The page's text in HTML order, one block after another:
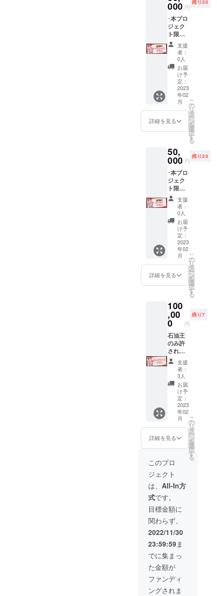
匿名と
してく
ださい
動報告
にて) ･
クラ
ファン
プロ
ジェク
トあり
がとう
生配信
でお名
前を読
み上げ
※備考欄
にお名
前のご
記入を
希望さ
れない
場合は
名前を
匿名と
してく
ださい
000 円
残り20
･本プロ
ジェク
ト限定
クッ
ション1
点(四角
系40cm
予定)(新
規描き
下ろし
イラス
ト) ･ス
マホ
&PC用
壁紙 ･プ
ロジェ
展の様
子を(活
動報告
にて) ･
クラ
ファン
プロ
ジェク
トあり
がとう
生配信
でお名
前を読
み上げ
※備考欄
にお名
前のご
限定 ※
希望さ
れない
場合は
名前を
匿名と
してく
ださい
支援
者：
0人
お届
け予
定：
2023
年02
月
詳細を見る
こ
の
リ
タ
ー
ン
を
選
択
す
る
50,
000 円
残り20
･本プロ
ジェク
ト限定
パー
カー1点
(サイズ
S.M.Lか
ら選択
可)(黒地
+新規描
き下ろ
しイラ
スト) ･
スマホ
&PC用
壁紙 ･プ
クト進
展の様
子を(活
動報告
にて) ･
クラ
ファン
プロ
ジェク
トあり
がとう
生配信
でお名
前を読
み上げ
※備考欄
にお名
前のご
記入を
してく
れた方
限定 ※
希望さ
れない
場合は
名前を
匿名と
してく
ださい
支援
者：
0人
お届
け予
定：
2023
年02
月
詳細を見る
こ
の
リ
タ
ー
ン
を
選
択
す
る
100
,00
0 円
残り7
石油王
のみ許
される
コンプ
リート
セッ
ト 全1
点 ･コン
ビニプ
リント
にて印
刷可能
な手書
き風サ
ンクス
カード
データ ･
アクリ
ルキー
ホル
ダー(新
規描き
下ろし
イラス
ト) ･
ファン
会員証
(プラ
カード)
･アクリ
ルスタ
ンド(新
規描き
下ろし
支援
者：
3人
お届
け予
定：
2023
年02
月
詳細を見る
こ
の
リ
タ
ー
ン
を
選
択
す
る
このプロ
ジェクト
は、 All-In方
式です。
目標金額に
関わらず、
2022/11/30
23:59:59ま
でに集まっ
た金額が
ファンディ
ングされま